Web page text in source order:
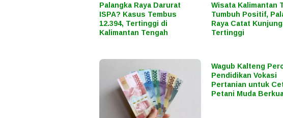
Palangka Raya Darurat
ISPA? Kasus Tembus
12.394, Tertinggi di
Kalimantan Tengah
Wisata Kalimantan
Tumbuh Positif,
Raya Catat
Tertinggi
Wagub Kalteng
Pendidikan Vokasi
Pertanian untuk
Petani Muda